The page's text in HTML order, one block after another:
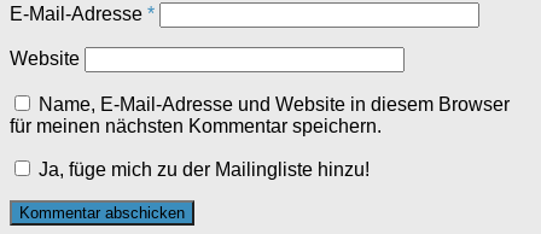
E-Mail-Adresse *
Website
Name, E-Mail-Adresse und Website in diesem Browser
für meinen nächsten Kommentar speichern.
Ja, füge mich zu der Mailingliste hinzu!